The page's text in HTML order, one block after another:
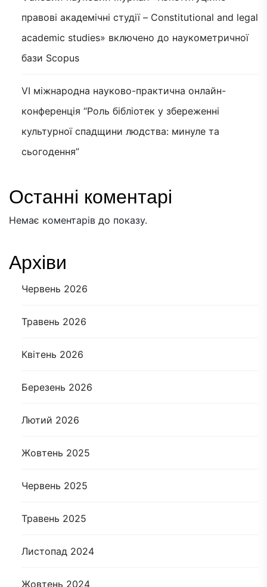
правові академічні студії – Constitutional and legal
academic studies» включено до наукометричної
бази Scopus
VI міжнародна науково-практична онлайн-
конференція “Роль бібліотек у збереженні
культурної спадщини людства: минуле та
сьогодення”
Останні коментарі
Немає коментарів до показу.
Архіви
Червень 2026
Травень 2026
Квітень 2026
Березень 2026
Лютий 2026
Жовтень 2025
Червень 2025
Травень 2025
Листопад 2024
Жовтень 2024